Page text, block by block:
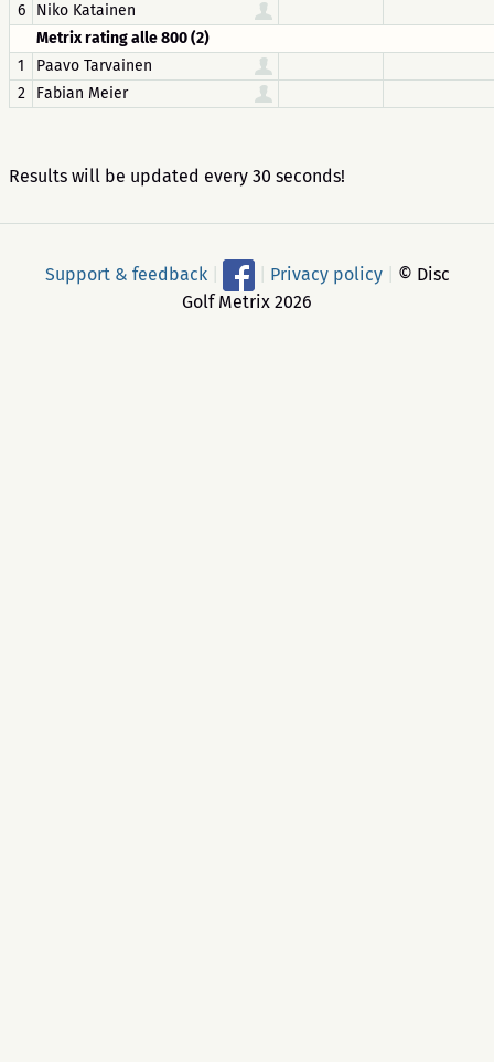
6
Niko Katainen
Metrix rating alle 800 (2)
1
Paavo Tarvainen
2
Fabian Meier
Results will be updated every 30 seconds!
Support & feedback Privacy policy
© Disc
Golf Metrix 2026